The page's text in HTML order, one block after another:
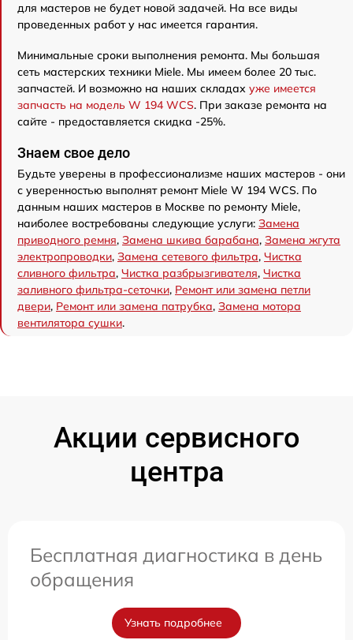
для мастеров не будет новой задачей. На все виды
проведенных работ у нас имеется гарантия.
Минимальные сроки выполнения ремонта. Мы большая
сеть мастерских техники Miele. Мы имеем более 20 тыс.
запчастей. И возможно на наших складах уже имеется
запчасть на модель W 194 WCS. При заказе ремонта на
сайте - предоставляется скидка -25%.
Знаем свое дело
Будьте уверены в профессионализме наших мастеров - они
с уверенностью выполнят ремонт Miele W 194 WCS. По
данным наших мастеров в Москве по ремонту Miele,
наиболее востребованы следующие услуги: Замена
приводного ремня, Замена шкива барабана, Замена жгута
электропроводки, Замена сетевого фильтра, Чистка
сливного фильтра, Чистка разбрызгивателя, Чистка
заливного фильтра-сеточки, Ремонт или замена петли
двери, Ремонт или замена патрубка, Замена мотора
вентилятора сушки.
Акции сервисного
центра
Бесплатная диагностика в день
обращения
Узнать подробнее